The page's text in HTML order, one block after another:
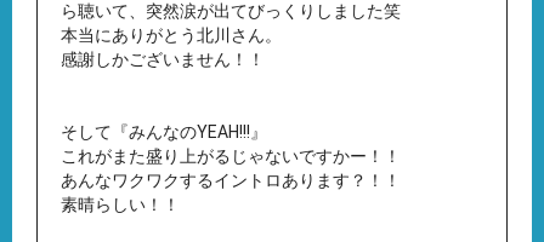
ら聴いて、突然涙が出てびっくりしました笑
本当にありがとう北川さん。
感謝しかございません！！
そして『みんなのYEAH!!!』
これがまた盛り上がるじゃないですかー！！
あんなワクワクするイントロあります？！！
素晴らしい！！